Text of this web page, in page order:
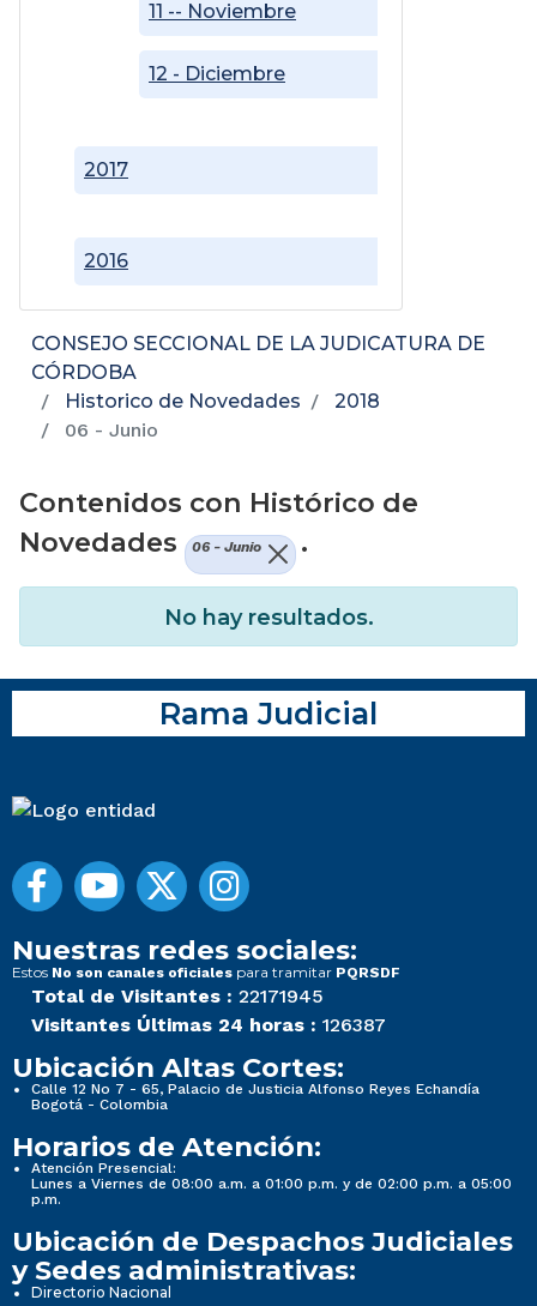
2016
2017
11 -- Noviembre
12 - Diciembre
CONSEJO SECCIONAL DE LA JUDICATURA DE
CÓRDOBA
Historico de Novedades
2018
06 - Junio
Contenidos con Histórico de
Novedades
06 - Junio .
No hay resultados.
Rama Judicial
Nuestras redes sociales:
Estos No son canales oficiales para tramitar PQRSDF
Total de Visitantes : 22171945
Visitantes Últimas 24 horas : 126387
Ubicación Altas Cortes:
Calle 12 No 7 - 65, Palacio de Justicia Alfonso Reyes Echandía
Bogotá - Colombia
Horarios de Atención:
Atención Presencial:
Lunes a Viernes de 08:00 a.m. a 01:00 p.m. y de 02:00 p.m. a 05:00
p.m.
Ubicación de Despachos Judiciales
y Sedes administrativas:
Directorio Nacional